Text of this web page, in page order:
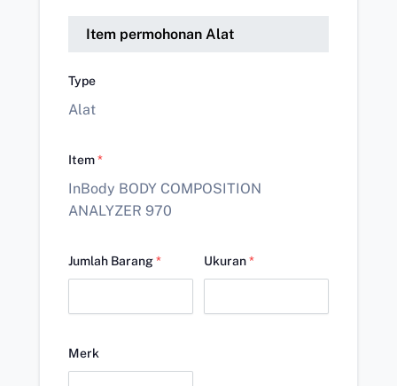
Item permohonan Alat
Type
Alat
Item*
InBody BODY COMPOSITION
ANALYZER 970
Jumlah Barang* Ukuran*
Merk